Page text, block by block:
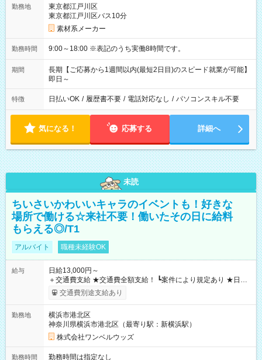
勤務地
東京都江戸川区
東京都江戸川区バス10分
素材系メーカー
勤務時間 9:00～18:00 ※表記のうち実働8時間です。
期間
長期【ご応募から1週間以内(最短2日目)のスピード就業が可能】
即日～
特徴 日払いOK / 履歴書不要 / 電話対応なし / パソコンスキル不要
気になる！ 応募する 詳細へ
未読
ちいさいかわいいキャラのイベントも！好きな
場所で働ける☆来社不要！働いたその日に給料
もらえる◎/T1
アルバイト 職種未経験OK
給与
日給13,000円～
＋交通費支給 ★交通費全額支給！ ┗案件により規定あり ★日払
いOK！（規定あり） ┗働いたその日に現金GET♪ お仕事後はコ
ンビニATMから 日払い分を引き落とせます！ 【試用期間】試
交通費別途支給あり
勤務地
横浜市港北区
神奈川県横浜市港北区（最寄り駅：新横浜駅）
株式会社ワンベルウッズ
勤務時間
勤務時間は指定なし